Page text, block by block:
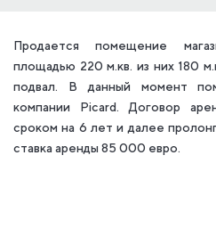
Продается помещение
площадью 220 м.кв. из них 180
подвал. В данный момент
компании Picard. Договор
сроком на 6 лет и далее
ставка аренды 85 000 евро.